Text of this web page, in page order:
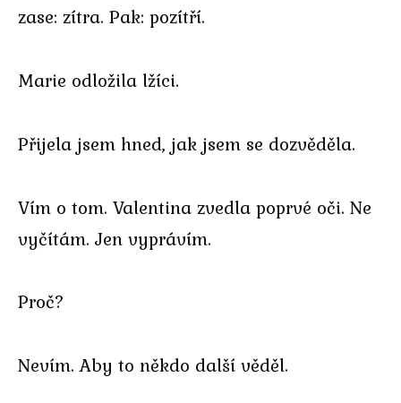
zase: zítra. Pak: pozítří.
Marie odložila lžíci.
Přijela jsem hned, jak jsem se dozvěděla.
Vím o tom. Valentina zvedla poprvé oči. Ne
vyčítám. Jen vyprávím.
Proč?
Nevím. Aby to někdo další věděl.